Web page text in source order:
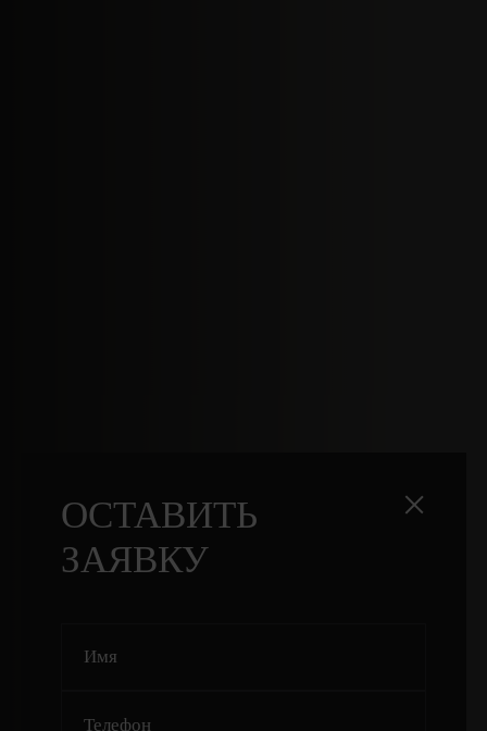
ОСТАВИТЬ
ЗАЯВКУ
ОСТАВИТЬ
ЗАЯВКУ